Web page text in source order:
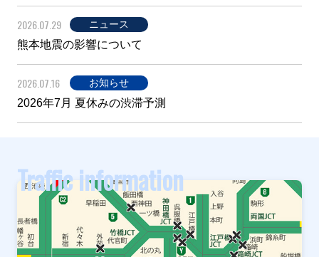
2026.07.29 ニュース
熊本地震の影響について
2026.07.16 お知らせ
2026年7月 夏休みの渋滞予測
Traffic information